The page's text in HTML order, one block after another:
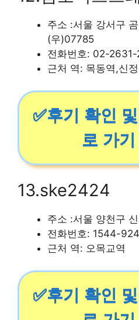
주소 :서울 강서구
(우)07785
전화번호: 02-
근처 역: 목동역,신
✅후기 확인
로 가
13.ske2424
주소 :서울 양천구
전화번호: 1544-
근처 역: 오목교역
✅후기 확인